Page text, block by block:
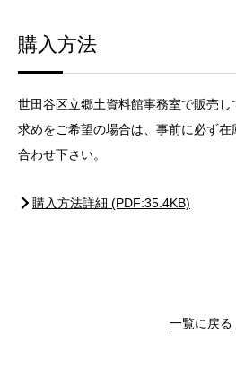
購入方法
世田谷区立郷土資料館事務室で販売
求めをご希望の場合は、事前に必ず
合わせ下さい。
購入方法詳細 (PDF:35.4KB)
一覧に戻る